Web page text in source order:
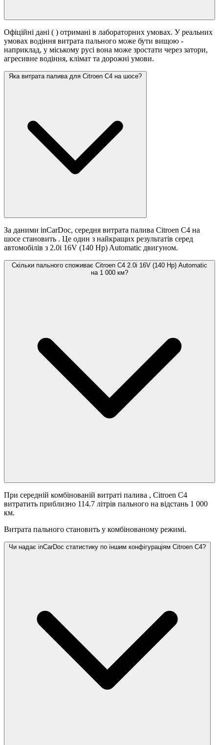
Офіційні дані ( ) отримані в лабораторних умовах. У реальних
умовах водіння витрата пального може бути вищою -
наприклад, у міському русі вона може зростати через затори,
агресивне водіння, клімат та дорожні умови.
Яка витрата палива для Citroen C4 на шосе?
За даними inCarDoc, середня витрата палива Citroen C4 на
шосе становить . Це один з найкращих результатів серед
автомобілів з 2.0i 16V (140 Hp) Automatic двигуном.
Скільки пального споживає Citroen C4 2.0i 16V (140 Hp) Automatic
на 1 000 км?
При середній комбінованій витраті палива , Citroen C4
витратить приблизно 114.7 літрів пального на відстань 1 000
км.
Витрата пального становить у комбінованому режимі.
Чи надає inCarDoc статистику по іншим конфігураціям Citroen C4?